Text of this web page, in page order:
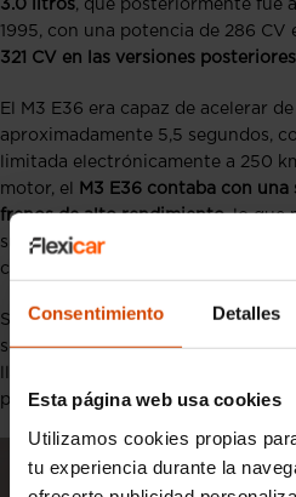
Consentimiento Detalles
Esta página web usa cookies
Utilizamos cookies propias
tu experiencia durante la
3.0 litros, que posteriormente fue
1995, con una potencia de 286 CV
321 CV en las versiones posteriores
El M3 E36 era capaz de acelerar
aproximadamente 5,5 segundos,
limitada electrónicamente a 250
motor, el
M3 E36 contaba con
frenos de alto rendimiento, lo que
su comportamiento en carretera y
conducción excepcional.
Su diseño también incluía detalles
su carácter deportivo, como los
para mejorar la aerodinámica y los